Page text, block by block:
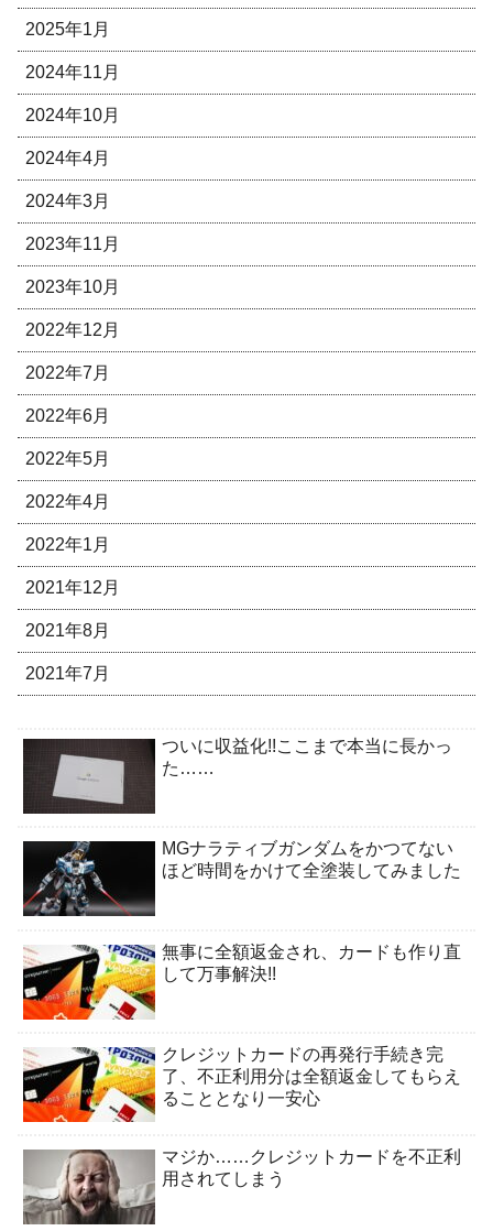
2025年1月
2024年11月
2024年10月
2024年4月
2024年3月
2023年11月
2023年10月
2022年12月
2022年7月
2022年6月
2022年5月
2022年4月
2022年1月
2021年12月
2021年8月
2021年7月
ついに収益化!!ここまで本当に長かっ
た……
MGナラティブガンダムをかつてない
ほど時間をかけて全塗装してみました
無事に全額返金され、カードも作り直
して万事解決!!
クレジットカードの再発行手続き完
了、不正利用分は全額返金してもらえ
ることとなり一安心
マジか……クレジットカードを不正利
用されてしまう